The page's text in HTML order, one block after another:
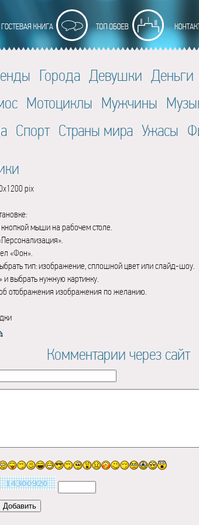
Города Девушки Деньги
Мотоциклы Мужчины
Спорт Страны мира Ужасы
pix
мыши на рабочем столе.
«Фон».
тип: изображение, сплошной цвет или слайд-шоу.
выбрать нужную картинку.
отображения изображения по желанию.
Комментарии через сайт